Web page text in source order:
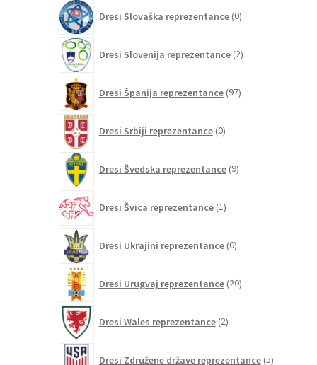
Dresi Slovaška reprezentance 0izdelkov
Dresi Slovenija reprezentance 2izdelka
Dresi Španija reprezentance 97izdelkov
Dresi Srbiji reprezentance 0izdelkov
Dresi Švedska reprezentance 9izdelkov
Dresi Švica reprezentance 1izdelek
Dresi Ukrajini reprezentance 0izdelkov
Dresi Urugvaj reprezentance 20izdelkov
Dresi Wales reprezentance 2izdelka
Dresi Združene države reprezentance 5